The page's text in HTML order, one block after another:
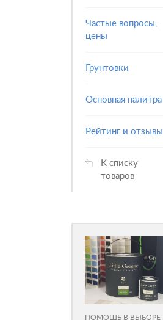
Частые вопросы,
цены
Грунтовки
Основная палитра
Рейтинг и отзывы
К списку
товаров